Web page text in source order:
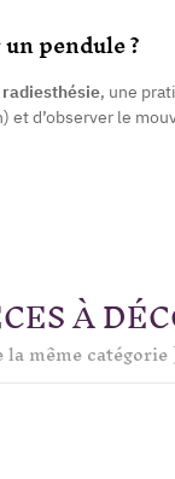
pendule ?
radiesthésie, une
et d’observer le
À
même